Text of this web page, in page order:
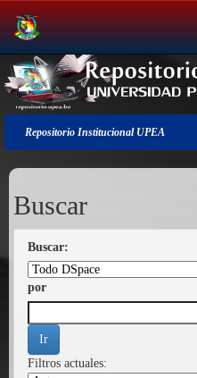
Salir
de
la
navegación
Repositorio Institucional UPEA
Buscar
Buscar:
por
Filtros actuales: